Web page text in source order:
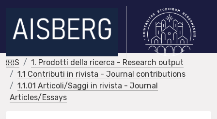
IRIS
1. Prodotti della ricerca - Research output
1.1 Contributi in rivista - Journal contributions
1.1.01 Articoli/Saggi in rivista - Journal
Articles/Essays